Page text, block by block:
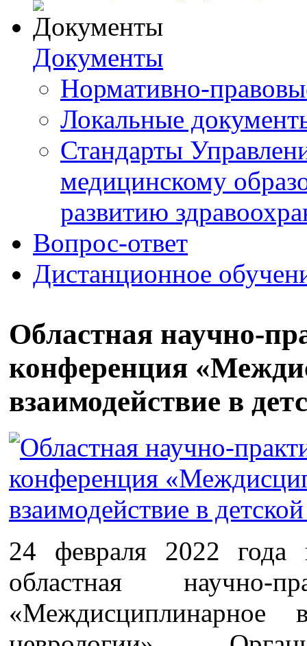
Документы
Нормативно-
Локальные
Стандарты
медицинскому
развитию
Вопрос-ответ
Дистанционное
Областная научно-
конференция
взаимодействие в
24 февраля 2022
областная научно-
«Междисциплинарное